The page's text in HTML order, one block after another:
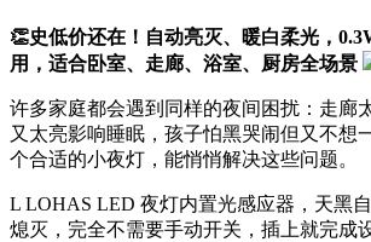
👏史低价还在！自动亮灭、暖白柔光，
用，适合卧室、走廊、浴室、厨房全场景
许多家庭都会遇到同样的夜间困扰：走廊
又太亮影响睡眠，孩子怕黑哭闹但又不想
个合适的小夜灯，能悄悄解决这些问题。
L LOHAS LED 夜灯内置光感应器，天黑
熄灭，完全不需要手动开关，插上就完成